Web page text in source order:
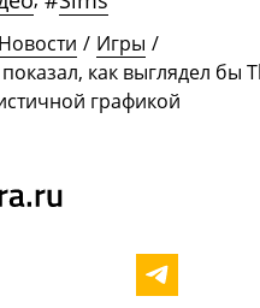
Новости / Игры /
как выглядел бы
графикой